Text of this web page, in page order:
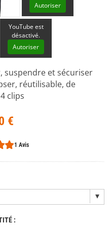
Autoriser
YouTube est
désactivé.
Autoriser
suspendre et sécuriser
réutilisable, de
clips
€
1 Avis
: